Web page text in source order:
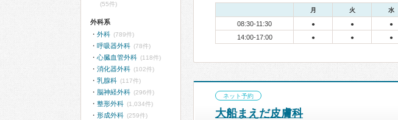
月 火 水
08:30-11:30 ● ● ●
14:00-17:00 ● ● ●
ネット予約
大船まえだ皮膚科
(55件)
外科系
外科 (789件)
呼吸器外科 (78件)
心臓血管外科 (118件)
消化器外科 (102件)
乳腺科 (117件)
脳神経外科 (296件)
整形外科 (1,034件)
形成外科 (259件)